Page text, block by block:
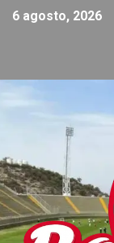
6 agosto, 2026